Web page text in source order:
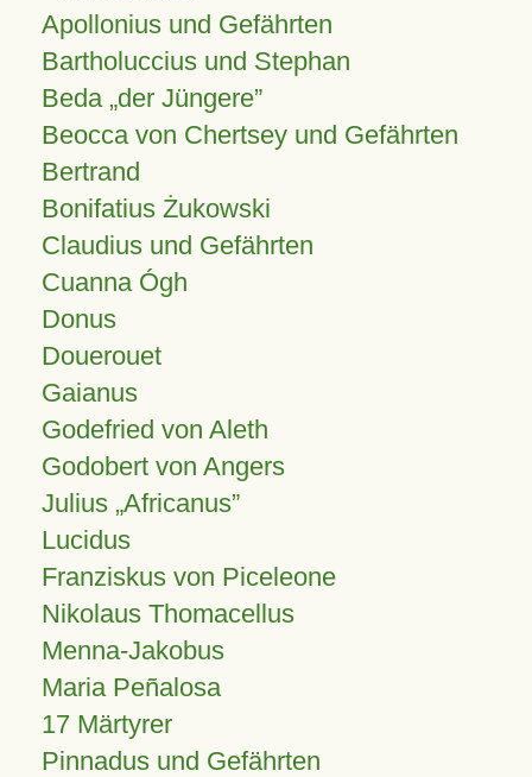
Apollonius und Gefährten
Bartholuccius und Stephan
Beda „der Jüngere”
Beocca von Chertsey und Gefährten
Bertrand
Bonifatius Żukowski
Claudius und Gefährten
Cuanna Ógh
Donus
Douerouet
Gaianus
Godefried von Aleth
Godobert von Angers
Julius Africanus
Lucidus
Franziskus von Piceleone
Nikolaus Thomacellus
Menna-Jakobus
Maria Peñalosa
17 Märtyrer
Pinnadus und Gefährten